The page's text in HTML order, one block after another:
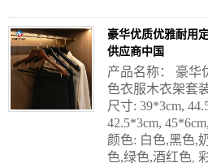
豪华优质优雅耐用
供应商中国
产品名称： 豪华
色衣服木衣架套
尺寸: 39*3cm,
42.5*3cm,
颜色: 白色,黑色,
色,绿色,酒红色,